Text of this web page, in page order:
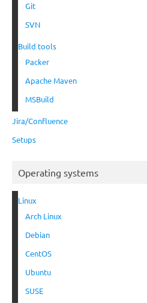
Git
SVN
Build tools
Packer
Apache Maven
MSBuild
Jira/Confluence
Setups
Operating systems
Linux
Arch Linux
Debian
CentOS
Ubuntu
SUSE